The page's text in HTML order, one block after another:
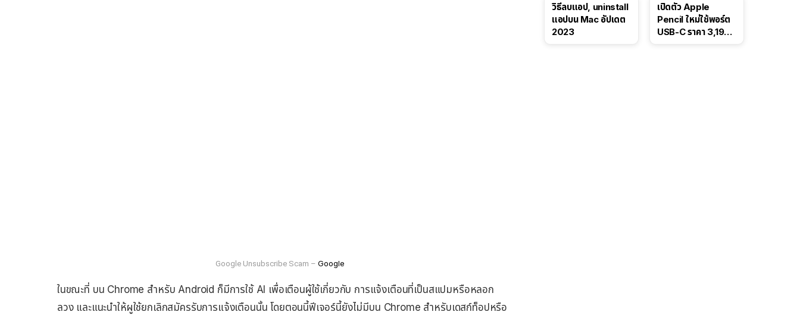
Google Unsubscribe Scam – Google
ในขณะที่ บน Chrome สำหรับ Android ก็มีการใช้ AI เพื่อเตือนผู้ใช้เกี่ยวกับ การแจ้งเตือนที่เป็นสแปมหรือหลอก
ลวง และแนะนำให้ผูใช้ยกเลิกสมัครรับการแจ้งเตือนนั้น โดยตอนนี้ฟีเจอร์นี้ยังไม่มีบน Chrome สำหรับเดสก์ท็อปหรือ
วิธีลบแอป, uninstall
แอปบน Mac อัปเดต
2023
เปิดตัว Apple
Pencil ใหม่ใช้พอร์ต
USB-C ราคา 3,190